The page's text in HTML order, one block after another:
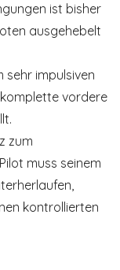
ist bisher
ausgehebelt
sehr impulsiven
vordere
zum
muss seinem
kontrollierten